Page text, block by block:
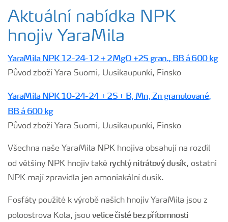
Aktuální nabídka NPK
hnojiv YaraMila
YaraMila NPK 12-24-12 + 2MgO +2S gran., BB á 600 kg
Původ zboží Yara Suomi, Uusikaupunki, Finsko
YaraMila NPK 10-24-24 + 2S + B, Mn, Zn granulované,
BB á 600 kg
Původ zboží Yara Suomi, Uusikaupunki, Finsko
Všechna naše YaraMila NPK hnojiva obsahují na rozdíl
od většiny NPK hnojiv také rychlý nitrátový dusík, ostatní
NPK mají zpravidla jen amoniakální dusík.
Fosfáty použité k výrobě našich hnojiv YaraMila jsou z
poloostrova Kola, jsou velice čisté bez přítomnosti